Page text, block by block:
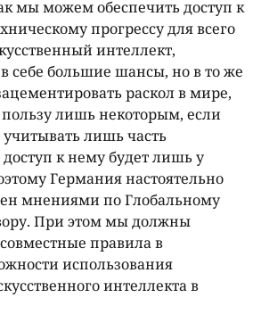
мы можем обеспечить доступ к
прогрессу для всего
интеллект,
себе большие шансы, но в то же
раскол в мире,
пользу лишь некоторым, если
лишь часть
к нему будет лишь у
Германия настоятельно
мнениями по Глобальному
При этом мы должны
правила в
использования
интеллекта в